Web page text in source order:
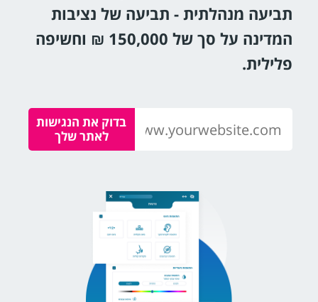
תביעה מנהלתית - תביעה של נציבות
המדינה על סך של 150,000 ₪ וחשיפה
פלילית.
בדוק את הנגישות
לאתר שלך